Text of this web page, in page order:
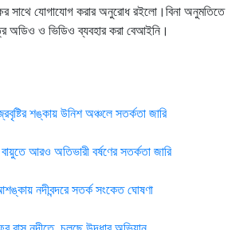
সাথে যোগাযোগ করার অনুরোধ রইলো।বিনা অনুমতিতে
অডিও ও ভিডিও ব্যবহার করা বেআইনি।
শঙ্কায় উনিশ অঞ্চলে সতর্কতা জারি
আরও অতিভারী বর্ষণের সতর্কতা জারি
নদীবন্দরে সতর্ক সংকেত ঘোষণা